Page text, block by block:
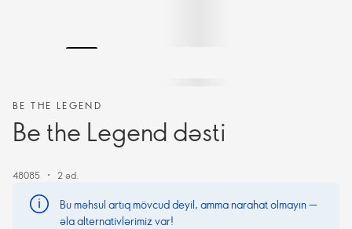
BE THE LEGEND
Be the Legend dəsti
48085 2 əd.
Bu məhsul artıq mövcud deyil, amma narahat olmayın —
əla alternativlərimiz var!